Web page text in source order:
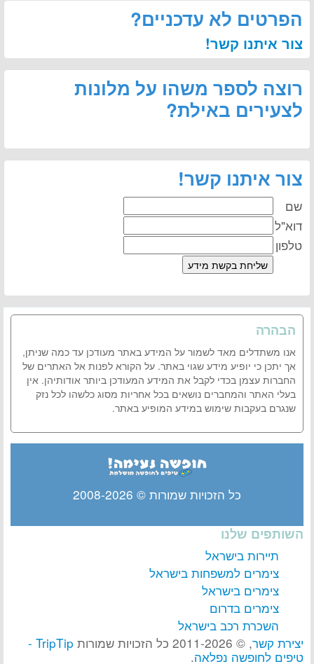
הפרטים לא עדכניים?
צור איתנו קשר!
רוצה לספר משהו על מלונות
לצעירים באילת?
צור איתנו קשר!
שם
דוא"ל
טלפון
הבהרה
אנו משתדלים מאד לשמור על המידע באתר מעודכן עד כמה שניתן,
אך יתכן כי יופיע מידע שגוי באתר. על הקורא לפנות אל האתרים של
החברות עצמן בכדי לקבל את המידע המעודכן ביותר אודותיהן. אין
בעלי האתר והמחברים נושאים בכל אחריות מסוג כלשהו לכל נזק
שנגרם בעקבות שימוש במידע המופיע באתר.
כל הזכויות שמורות © 2008-2026
השותפים שלנו
תיירות בישראל
צימרים למשפחות בישראל
צימרים בישראל
צימרים בדרום
השכרת רכב בישראל
יצירת קשר, © 2011-2026 כל הזכויות שמורות
TripTip -
טיפים לחופשה נפלאה.